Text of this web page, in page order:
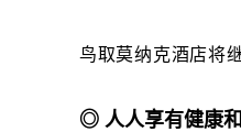
鸟取莫纳克酒店将
◎ 人人享有健康和